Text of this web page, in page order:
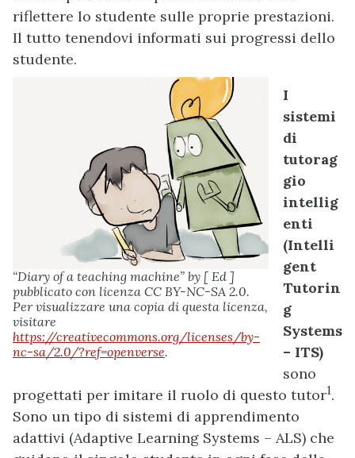
riflettere lo studente sulle proprie prestazioni.
Il tutto tenendovi informati sui progressi dello
studente.
“Diary of a teaching machine” by [ Ed ]
pubblicato con licenza CC BY-NC-SA 2.0.
Per visualizzare una copia di questa licenza,
visitare
https://creativecommons.org/licenses/by-
nc-sa/2.0/?ref=openverse.
I
sistemi
di
tutorag
gio
intellig
enti
(Intelli
gent
Tutorin
g
Systems
– ITS)
sono
progettati per imitare il ruolo di questo tutor1.
Sono un tipo di sistemi di apprendimento
adattivi (Adaptive Learning Systems – ALS) che